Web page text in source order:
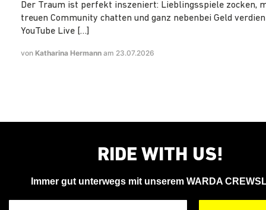
Der Traum ist perfekt inszeniert: Lieblingsspiele zocken,
treuen Community chatten und ganz nebenbei Geld
YouTube Live […]
von Katharina Hermann am 23.07.2026
RIDE WITH US!
Immer gut unterwegs mit unserem WARDA